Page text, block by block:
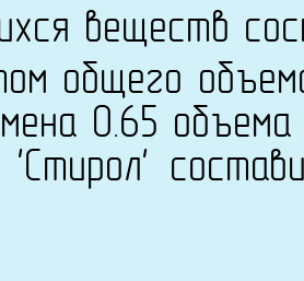
веществ
общего
0.65
'Стирол'